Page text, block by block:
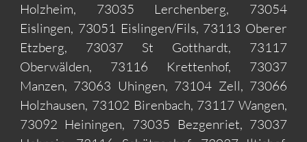
Holzheim, 73035 Lerchenberg, 73054
Eislingen, 73051 Eislingen/Fils, 73113 Oberer
Etzberg, 73037 St Gotthardt, 73117
Oberwälden, 73116 Krettenhof, 73037
Manzen, 73063 Uhingen, 73104 Zell, 73066
Holzhausen, 73102 Birenbach, 73117 Wangen,
73092 Heiningen, 73035 Bezgenriet, 73037